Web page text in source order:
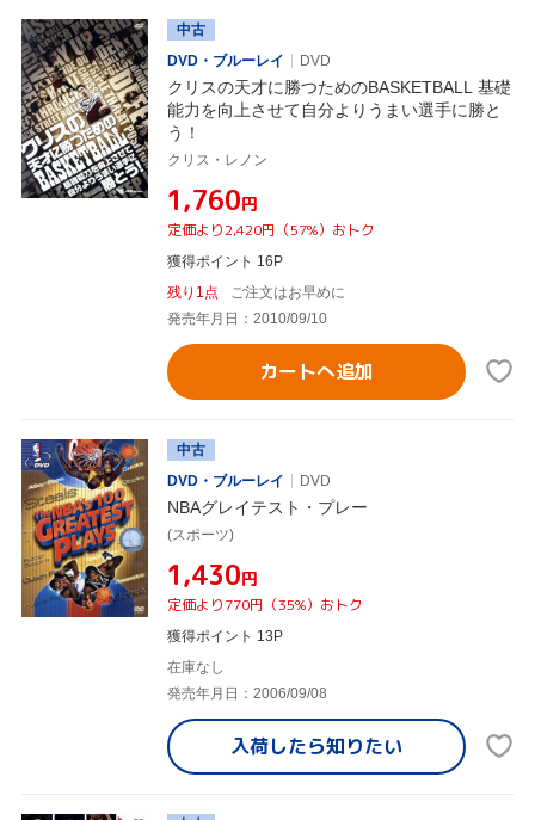
中古
DVD・ブルーレイ
DVD
クリスの天才に勝つためのBASKETBALL 基礎
能力を向上させて自分よりうまい選手に勝と
う！
クリス・レノン
¥1,760円
定価より2,420円（57%）おトク
獲得ポイント 16P
残り1点
ご注文はお早めに
発売年月日：2010/09/10
カートへ追加
中古
DVD・ブルーレイ
DVD
NBAグレイテスト・プレー
(スポーツ)
¥1,430円
定価より770円（35%）おトク
獲得ポイント 13P
在庫なし
発売年月日：2006/09/08
入荷したら知りたい